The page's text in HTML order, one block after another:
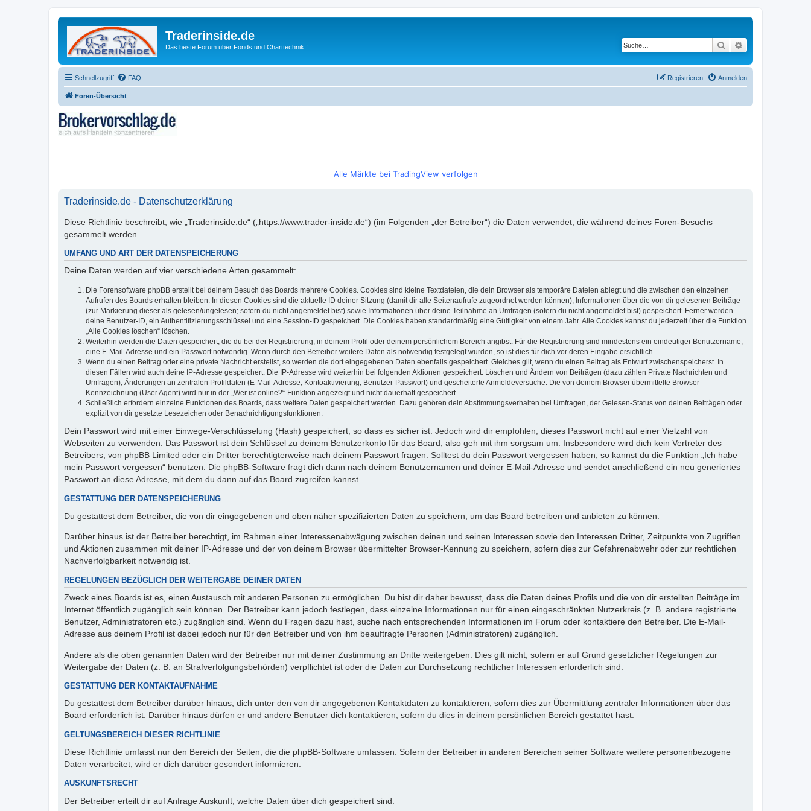
Traderinside.de
Das beste Forum über Fonds und Charttechnik ! Suche
Schnellzugriff FAQ Anmelden
Registrieren
Foren-Übersicht
Alle Märkte bei TradingView verfolgen
Traderinside.de - Datenschutzerklärung
Diese Richtlinie beschreibt, wie „Traderinside.de“ („https://www.trader-inside.de“) (im Folgenden „der Betreiber“) die Daten verwendet, die während deines Foren-Besuchs
gesammelt werden.
UMFANG UND ART DER DATENSPEICHERUNG
Deine Daten werden auf vier verschiedene Arten gesammelt:
Die Forensoftware phpBB erstellt bei deinem Besuch des Boards mehrere Cookies. Cookies sind kleine Textdateien, die dein Browser als temporäre Dateien ablegt und die zwischen den einzelnen
Aufrufen des Boards erhalten bleiben. In diesen Cookies sind die aktuelle ID deiner Sitzung (damit dir alle Seitenaufrufe zugeordnet werden können), Informationen über die von dir gelesenen Beiträge
(zur Markierung dieser als gelesen/ungelesen; sofern du nicht angemeldet bist) sowie Informationen über deine Teilnahme an Umfragen (sofern du nicht angemeldet bist) gespeichert. Ferner werden
deine Benutzer-ID, ein Authentifizierungsschlüssel und eine Session-ID gespeichert. Die Cookies haben standardmäßig eine Gültigkeit von einem Jahr. Alle Cookies kannst du jederzeit über die Funktion
„Alle Cookies löschen“ löschen.
Weiterhin werden die Daten gespeichert, die du bei der Registrierung, in deinem Profil oder deinem persönlichem Bereich angibst. Für die Registrierung sind mindestens ein eindeutiger Benutzername,
eine E-Mail-Adresse und ein Passwort notwendig. Wenn durch den Betreiber weitere Daten als notwendig festgelegt wurden, so ist dies für dich vor deren Eingabe ersichtlich.
Wenn du einen Beitrag oder eine private Nachricht erstellst, so werden die dort eingegebenen Daten ebenfalls gespeichert. Gleiches gilt, wenn du einen Beitrag als Entwurf zwischenspeicherst. In
diesen Fällen wird auch deine IP-Adresse gespeichert. Die IP-Adresse wird weiterhin bei folgenden Aktionen gespeichert: Löschen und Ändern von Beiträgen (dazu zählen Private Nachrichten und
Umfragen), Änderungen an zentralen Profildaten (E-Mail-Adresse, Kontoaktivierung, Benutzer-Passwort) und gescheiterte Anmeldeversuche. Die von deinem Browser übermittelte Browser-
Kennzeichnung (User Agent) wird nur in der „Wer ist online?“-Funktion angezeigt und nicht dauerhaft gespeichert.
Schließlich erfordern einzelne Funktionen des Boards, dass weitere Daten gespeichert werden. Dazu gehören dein Abstimmungsverhalten bei Umfragen, der Gelesen-Status von deinen Beiträgen oder
explizit von dir gesetzte Lesezeichen oder Benachrichtigungsfunktionen.
Dein Passwort wird mit einer Einwege-Verschlüsselung (Hash) gespeichert, so dass es sicher ist. Jedoch wird dir empfohlen, dieses Passwort nicht auf einer Vielzahl von
Webseiten zu verwenden. Das Passwort ist dein Schlüssel zu deinem Benutzerkonto für das Board, also geh mit ihm sorgsam um. Insbesondere wird dich kein Vertreter des
Betreibers, von phpBB Limited oder ein Dritter berechtigterweise nach deinem Passwort fragen. Solltest du dein Passwort vergessen haben, so kannst du die Funktion „Ich habe
mein Passwort vergessen“ benutzen. Die phpBB-Software fragt dich dann nach deinem Benutzernamen und deiner E-Mail-Adresse und sendet anschließend ein neu generiertes
Passwort an diese Adresse, mit dem du dann auf das Board zugreifen kannst.
GESTATTUNG DER DATENSPEICHERUNG
Du gestattest dem Betreiber, die von dir eingegebenen und oben näher spezifizierten Daten zu speichern, um das Board betreiben und anbieten zu können.
Darüber hinaus ist der Betreiber berechtigt, im Rahmen einer Interessenabwägung zwischen deinen und seinen Interessen sowie den Interessen Dritter, Zeitpunkte von Zugriffen
und Aktionen zusammen mit deiner IP-Adresse und der von deinem Browser übermittelter Browser-Kennung zu speichern, sofern dies zur Gefahrenabwehr oder zur rechtlichen
Nachverfolgbarkeit notwendig ist.
REGELUNGEN BEZÜGLICH DER WEITERGABE DEINER DATEN
Zweck eines Boards ist es, einen Austausch mit anderen Personen zu ermöglichen. Du bist dir daher bewusst, dass die Daten deines Profils und die von dir erstellten Beiträge im
Internet öffentlich zugänglich sein können. Der Betreiber kann jedoch festlegen, dass einzelne Informationen nur für einen eingeschränkten Nutzerkreis (z. B. andere registrierte
Benutzer, Administratoren etc.) zugänglich sind. Wenn du Fragen dazu hast, suche nach entsprechenden Informationen im Forum oder kontaktiere den Betreiber. Die E-Mail-
Adresse aus deinem Profil ist dabei jedoch nur für den Betreiber und von ihm beauftragte Personen (Administratoren) zugänglich.
Andere als die oben genannten Daten wird der Betreiber nur mit deiner Zustimmung an Dritte weitergeben. Dies gilt nicht, sofern er auf Grund gesetzlicher Regelungen zur
Weitergabe der Daten (z. B. an Strafverfolgungsbehörden) verpflichtet ist oder die Daten zur Durchsetzung rechtlicher Interessen erforderlich sind.
GESTATTUNG DER KONTAKTAUFNAHME
Du gestattest dem Betreiber darüber hinaus, dich unter den von dir angegebenen Kontaktdaten zu kontaktieren, sofern dies zur Übermittlung zentraler Informationen über das
Board erforderlich ist. Darüber hinaus dürfen er und andere Benutzer dich kontaktieren, sofern du dies in deinem persönlichen Bereich gestattet hast.
GELTUNGSBEREICH DIESER RICHTLINIE
Diese Richtlinie umfasst nur den Bereich der Seiten, die die phpBB-Software umfassen. Sofern der Betreiber in anderen Bereichen seiner Software weitere personenbezogene
Daten verarbeitet, wird er dich darüber gesondert informieren.
AUSKUNFTSRECHT
Der Betreiber erteilt dir auf Anfrage Auskunft, welche Daten über dich gespeichert sind.